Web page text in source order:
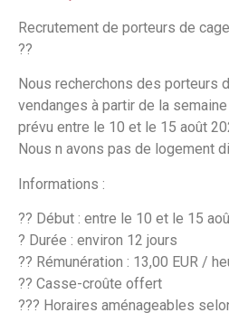
Recrutement de porteurs de
??
Nous recherchons des porteurs
vendanges à partir de la
prévu entre le 10 et le 15 août
Nous n avons pas de logement
Informations :
?? Début : entre le 10 et le 15
? Durée : environ 12 jours
?? Rémunération : 13,00 EUR /
?? Casse-croûte offert
??? Horaires aménageables